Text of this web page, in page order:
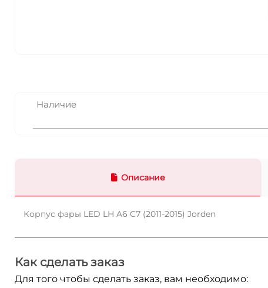
Наличие
Описание
Корпус фары LED LH A6 C7 (2011-2015) Jorden
Как сделать заказ
Для того чтобы сделать заказ, вам необходимо: